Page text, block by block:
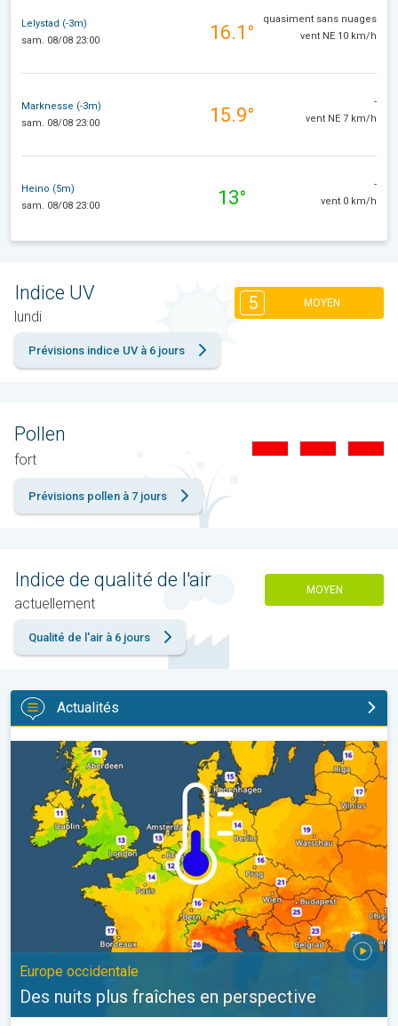
Lelystad (-3m)
sam. 08/08 23:00
16.1°
quasiment sans nuages
vent NE 10 km/h
Marknesse (-3m)
sam. 08/08 23:00
15.9°
-
vent NE 7 km/h
Heino (5m)
sam. 08/08 23:00
13°
-
vent 0 km/h
Indice UV
lundi
5 MOYEN
Prévisions indice UV à 6 jours
Pollen
fort
Prévisions pollen à 7 jours
Indice de qualité de l'air
actuellement
MOYEN
Qualité de l'air à 6 jours
Actualités
Des nuits plus fraîches en perspective. Europe occidentale. . .
Europe occidentale
Des nuits plus fraîches en perspective